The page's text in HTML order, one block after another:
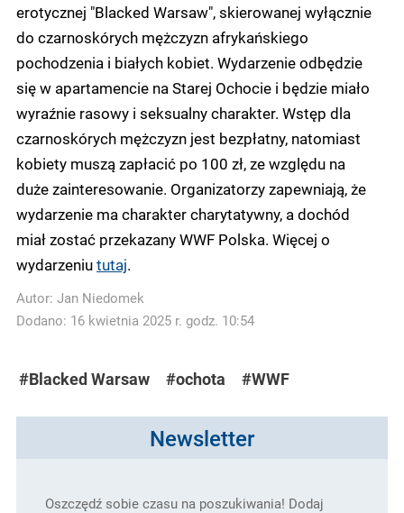
erotycznej "Blacked Warsaw", skierowanej wyłącznie
do czarnoskórych mężczyzn afrykańskiego
pochodzenia i białych kobiet. Wydarzenie odbędzie
się w apartamencie na Starej Ochocie i będzie miało
wyraźnie rasowy i seksualny charakter. Wstęp dla
czarnoskórych mężczyzn jest bezpłatny, natomiast
kobiety muszą zapłacić po 100 zł, ze względu na
duże zainteresowanie. Organizatorzy zapewniają, że
wydarzenie ma charakter charytatywny, a dochód
miał zostać przekazany WWF Polska. Więcej o
wydarzeniututaj.
Autor: Jan Niedomek
Dodano: 16 kwietnia 2025 r. godz. 10:54
#Blacked Warsaw #ochota #WWF
Newsletter
Oszczędź sobie czasu na poszukiwania! Dodaj